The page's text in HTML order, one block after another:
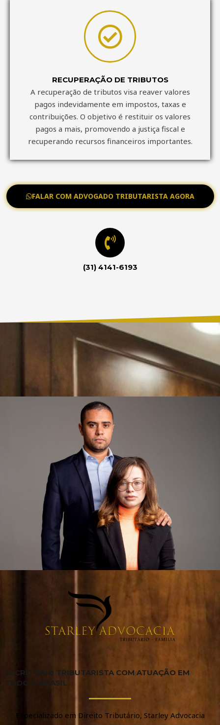
RECUPERAÇÃO DE TRIBUTOS
A recuperação de tributos visa reaver valores
pagos indevidamente em impostos, taxas e
contribuições. O objetivo é restituir os valores
pagos a mais, promovendo a justiça fiscal e
recuperando recursos financeiros importantes.
FALAR COM ADVOGADO TRIBUTARISTA AGORA
(31) 4141-6193
ESCRITÓRIO TRIBUTARISTA COM ATUAÇÃO EM
TODO O BRASIL
Especializado em Direito Tributário, Starley Advocacia